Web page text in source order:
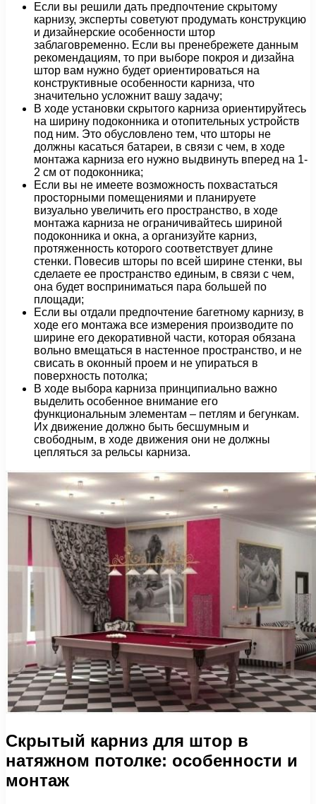
Если вы решили дать предпочтение скрытому
карнизу, эксперты советуют продумать конструкцию
и дизайнерские особенности штор
заблаговременно. Если вы пренебрежете данным
рекомендациям, то при выборе покроя и дизайна
штор вам нужно будет ориентироваться на
конструктивные особенности карниза, что
значительно усложнит вашу задачу;
В ходе установки скрытого карниза ориентируйтесь
на ширину подоконника и отопительных устройств
под ним. Это обусловлено тем, что шторы не
должны касаться батареи, в связи с чем, в ходе
монтажа карниза его нужно выдвинуть вперед на 1-
2 см от подоконника;
Если вы не имеете возможность похвастаться
просторными помещениями и планируете
визуально увеличить его пространство, в ходе
монтажа карниза не ограничивайтесь шириной
подоконника и окна, а организуйте карниз,
протяженность которого соответствует длине
стенки. Повесив шторы по всей ширине стенки, вы
сделаете ее пространство единым, в связи с чем,
она будет восприниматься пара большей по
площади;
Если вы отдали предпочтение багетному карнизу, в
ходе его монтажа все измерения производите по
ширине его декоративной части, которая обязана
вольно вмещаться в настенное пространство, и не
свисать в оконный проем и не упираться в
поверхность потолка;
В ходе выбора карниза принципиально важно
выделить особенное внимание его
функциональным элементам – петлям и бегункам.
Их движение должно быть бесшумным и
свободным, в ходе движения они не должны
цепляться за рельсы карниза.
Скрытый карниз для штор в
натяжном потолке: особенности и
монтаж